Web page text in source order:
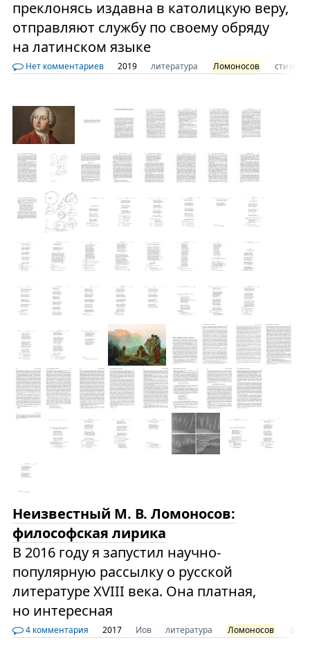
преклонясь издавна в католицкую веру,
отправляют службу по своему обряду
на латинском языке
Нет комментариев 2019 литература Ломоносов
Неизвестный М. В. Ломоносов:
философская лирика
В 2016 году я запустил научно-
популярную рассылку о русской
литературе XVIII века. Она платная,
но интересная
4 комментария 2017 Иов литература Ломоносов